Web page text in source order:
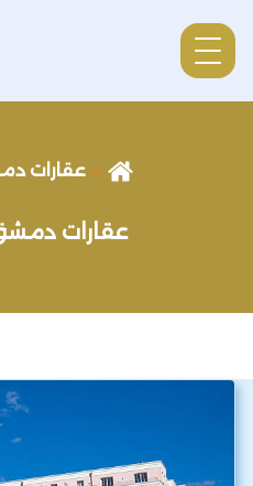
عقارات
عقارات